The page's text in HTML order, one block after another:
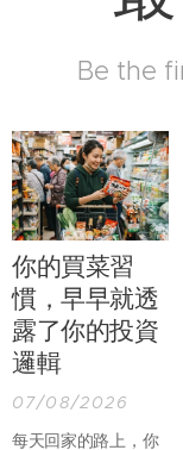
Be the
你的買菜習
慣，早早就透
露了你的投資
邏輯
07/08/2026
每天回家的路上，你